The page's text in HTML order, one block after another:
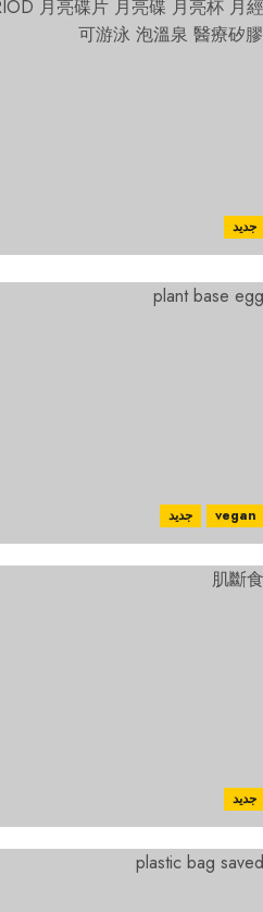
جديد
vegan جديد
جديد